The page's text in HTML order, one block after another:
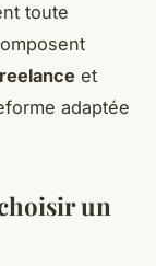
toute
et
adaptée
un